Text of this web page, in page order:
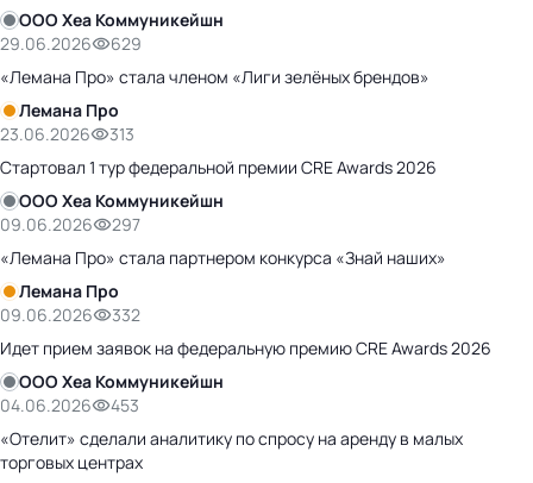
ООО Хеа Коммуникейшн
29.06.2026
629
«Лемана Про» стала членом «Лиги зелёных брендов»
Лемана Про
23.06.2026
313
Стартовал 1 тур федеральной премии CRE Awards 2026
ООО Хеа Коммуникейшн
09.06.2026
297
«Лемана Про» стала партнером конкурса «Знай наших»
Лемана Про
09.06.2026
332
Идет прием заявок на федеральную премию CRE Awards 2026
ООО Хеа Коммуникейшн
04.06.2026
453
«Отелит» сделали аналитику по спросу на аренду в малых
торговых центрах